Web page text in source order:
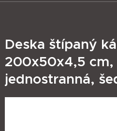
Deska štípaný
200x50x4,5 cm,
jednostranná,